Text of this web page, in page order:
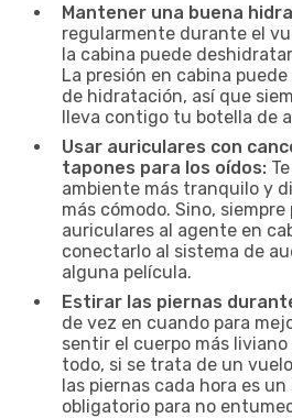
Mantener una buena
regularmente durante el
la cabina puede
La presión en cabina
de hidratación, así que
lleva contigo tu botella de
Usar auriculares con
tapones para los oídos:
ambiente más tranquilo y
más cómodo. Sino,
auriculares al agente en
conectarlo al sistema de
alguna película.
Estirar las piernas
de vez en cuando para
sentir el cuerpo más
todo, si se trata de un
las piernas cada hora es
obligatorio para no